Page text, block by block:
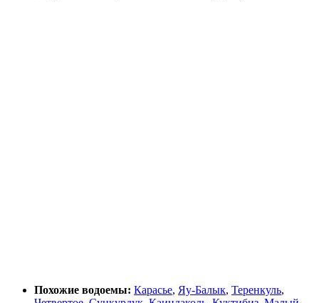
Похожие водоемы: Карасье, Яу-Балык, Теренкуль,